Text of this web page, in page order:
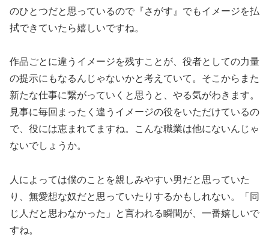
のひとつだと思っているので『さがす』でもイメージを払
拭できていたら嬉しいですね。
作品ごとに違うイメージを残すことが、役者としての力量
の提示にもなるんじゃないかと考えていて。そこからまた
新たな仕事に繋がっていくと思うと、やる気がわきます。
見事に毎回まったく違うイメージの役をいただけているの
で、役には恵まれてますね。こんな職業は他にないんじゃ
ないでしょうか。
人によっては僕のことを親しみやすい男だと思っていた
り、無愛想な奴だと思っていたりするかもしれない。「同
じ人だと思わなかった」と言われる瞬間が、一番嬉しいで
すね。